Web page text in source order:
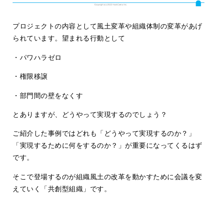
プロジェクトの内容として風土変革や組織体制の変革があげ
られています。望まれる行動として
・パワハラゼロ
・権限移譲
・部門間の壁をなくす
とありますが、どうやって実現するのでしょう？
ご紹介した事例ではどれも「どうやって実現するのか？」
「実現するために何をするのか？」が重要になってくるはず
です。
そこで登場するのが組織風土の改革を動かすために会議を変
えていく「共創型組織」です。